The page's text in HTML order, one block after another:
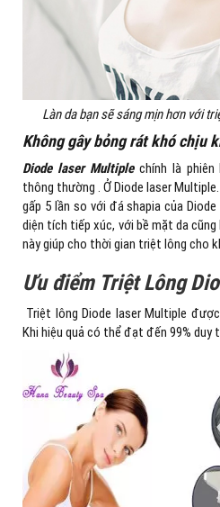
Làn da bạn sẽ sáng mịn hơn với
Không gây bỏng rát khó chịu
Diode laser Multiple chính là
thông thường . Ở Diode laser
gấp 5 lần so với đá shapia của
diện tích tiếp xúc, với bề mặt da
này giúp cho thời gian triệt lông cho
Ưu điểm Triệt Lông
Triệt lông Diode laser Multiple
Khi hiệu quả có thể đạt đến 99% duy